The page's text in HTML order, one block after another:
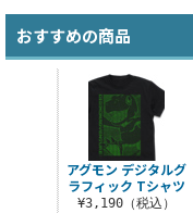
おすすめの商品
アグモン デジタルグ
ラフィック Tシャツ
¥3,190（税込）